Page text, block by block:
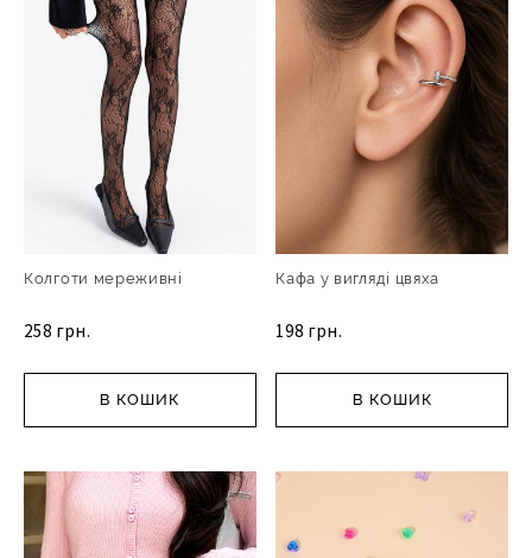
Колготи мереживні
258 грн.
В КОШИК
Кафа у вигляді цвяха
198 грн.
В КОШИК